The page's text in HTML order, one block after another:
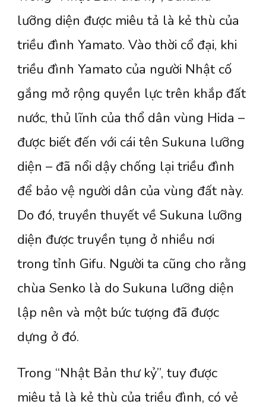
lưỡng diện được miêu tả là kẻ thù của
triều đình Yamato. Vào thời cổ đại, khi
triều đình Yamato của người Nhật cố
gắng mở rộng quyền lực trên khắp đất
nước, thủ lĩnh của thổ dân vùng Hida –
được biết đến với cái tên Sukuna lưỡng
diện – đã nổi dậy chống lại triều đình
để bảo vệ người dân của vùng đất này.
Do đó, truyền thuyết về Sukuna lưỡng
diện được truyền tụng ở nhiều nơi
trong tỉnh Gifu. Người ta cũng cho rằng
chùa Senko là do Sukuna lưỡng diện
lập nên và một bức tượng đã được
dựng ở đó.
Trong “Nhật Bản thư kỷ”, tuy được
miêu tả là kẻ thù của triều đình, có vẻ